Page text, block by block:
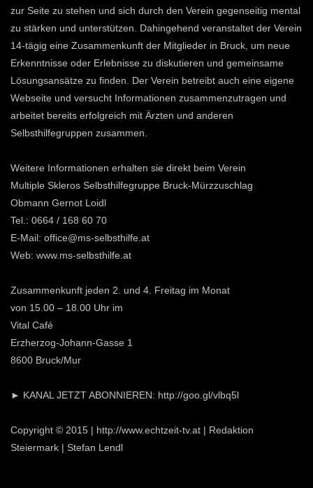
zur Seite zu stehen und sich durch den Verein gegenseitig mental
zu stärken und unterstützen. Dahingehend veranstaltet der Verein
14-tägig eine Zusammenkunft der Mitglieder in Bruck, um neue
Erkenntnisse oder Erlebnisse zu diskutieren und gemeinsame
Lösungsansätze zu finden. Der Verein betreibt auch eine eigene
Webseite und versucht Informationen zusammenzutragen und
arbeitet bereits erfolgreich mit Ärzten und anderen
Selbsthilfegruppen zusammen.
Weitere Informationen erhalten sie direkt beim Verein
Multiple Skleros Selbsthilfegruppe Bruck-Mürzzuschlag
Obmann Gernot Loidl
Tel.: 0664 / 168 60 70
E-Mail: office@ms-selbsthilfe.at
Web: www.ms-selbsthilfe.at
Zusammenkunft jeden 2. und 4. Freitag im Monat
von 15.00 – 18.00 Uhr im
Vital Café
Erzherzog-Johann-Gasse 1
8600 Bruck/Mur
► KANAL JETZT ABONNIEREN: http://goo.gl/vlbq5l
Copyright © 2015 | http://www.echtzeit-tv.at | Redaktion
Steiermark | Stefan Lendl